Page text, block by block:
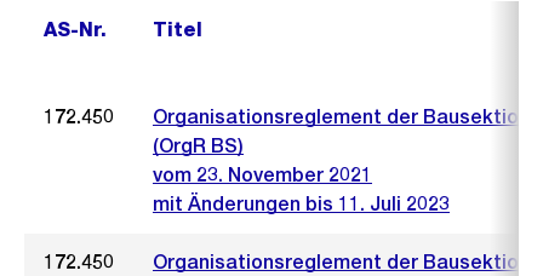
AS-Nr. Titel
172.450
Organisationsreglement der Bausektion
(OrgR BS)
vom 23. November 2021
mit Änderungen bis 11. Juli 2023
172.450
Organisationsreglement der Bausektion